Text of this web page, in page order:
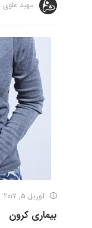
مهبد علوی
آوریل 5, 2017
بیماری کرون